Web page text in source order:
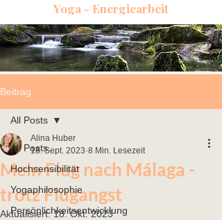
Yoga - Energiearbeit
Beitrag
All Posts
Hochsensibilität
Yogaphilosophie
Persönlichkeitsentwicklung
All Posts
Mein Flug nach Málaga -
trotz Flugangst
Alina Huber
18. Sept. 2023 8 Min. Lesezeit
Aktualisiert:18. Okt. 2023